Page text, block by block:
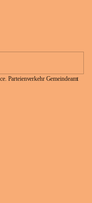
Parteienverkehr Gemeindeamt